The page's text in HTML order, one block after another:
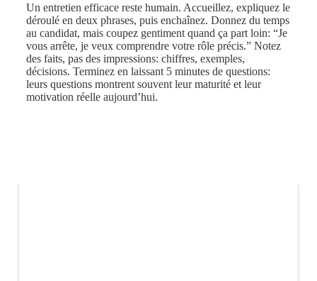
Un entretien efficace reste humain. Accueillez, expliquez le
déroulé en deux phrases, puis enchaînez. Donnez du temps
au candidat, mais coupez gentiment quand ça part loin: “Je
vous arrête, je veux comprendre votre rôle précis.” Notez
des faits, pas des impressions: chiffres, exemples,
décisions. Terminez en laissant 5 minutes de questions:
leurs questions montrent souvent leur maturité et leur
motivation réelle aujourd’hui.